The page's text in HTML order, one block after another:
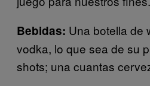
Bebidas: Una botella de
vodka, lo que sea de su
shots; una cuantas